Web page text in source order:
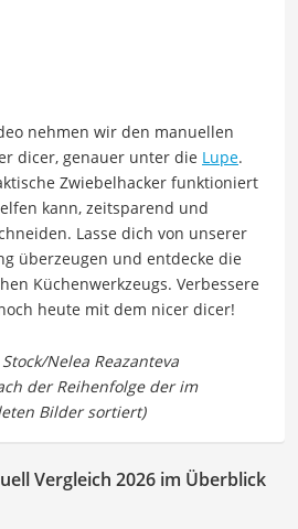
nehmen wir den manuellen
dicer, genauer unter die Lupe.
Zwiebelhacker funktioniert
kann, zeitsparend und
Lasse dich von unserer
überzeugen und entdecke die
Küchenwerkzeugs. Verbessere
heute mit dem nicer dicer!
Vergleich 2026 im Überblick